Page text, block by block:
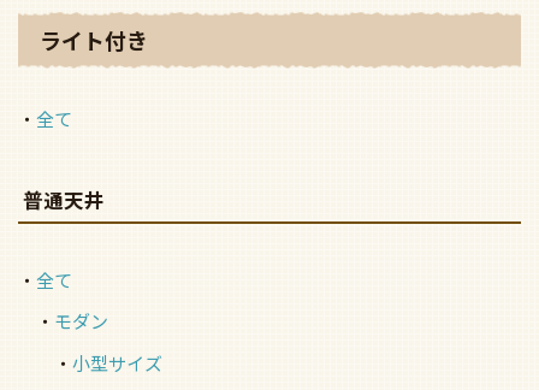
ライト付き
全て
普通天井
全て
モダン
小型サイズ